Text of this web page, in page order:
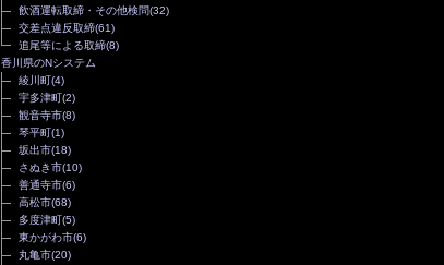
飲酒運転取締・その他検問(32)
交差点違反取締(61)
追尾等による取締(8)
香川県のNシステム
綾川町(4)
宇多津町(2)
観音寺市(8)
琴平町(1)
坂出市(18)
さぬき市(10)
善通寺市(6)
高松市(68)
多度津町(5)
東かがわ市(6)
丸亀市(20)